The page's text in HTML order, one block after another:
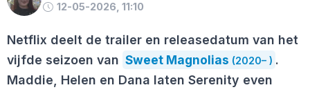
12-05-2026, 11:10
Netflix deelt de trailer en releasedatum van het
vijfde seizoen van Sweet Magnolias (2020– ) .
Maddie, Helen en Dana laten Serenity even